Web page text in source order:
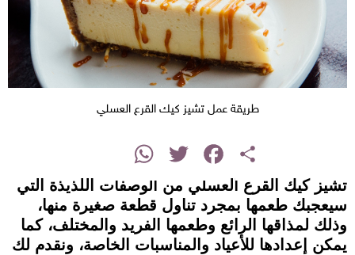
طريقة عمل تشيز كيك القرع العسلي
Share
Facebook
Twitter
WhatsApp
تشيز كيك القرع العسلي من الوصفات اللذيذة التي
سيعجبك طعمها بمجرد تناول قطعة صغيرة منها،
وذلك لمذاقها الرائع وطعمها الفريد والمختلف، كما
يمكن إعدادها للأعياد والمناسبات الخاصة، ونقدم لك